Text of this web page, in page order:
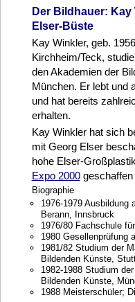
Der Bildhauer:
Elser-Büste
Kay Winkler, geb.
Kirchheim/Teck,
den Akademien der
München. Er lebt und
und hat bereits
erhalten.
Kay Winkler hat sich
mit Georg Elser
hohe Elser-
Expo 2000geschaffen
Biographie
1976-1979 Ausbildung
Berann, Innsbruck
1976/80 Fachschule
1980 Gesellenprüfung
1981/82 Studium der
Bildenden Künste,
1982-1988 Studium
Bildenden Künste,
1988 Meisterschüler;